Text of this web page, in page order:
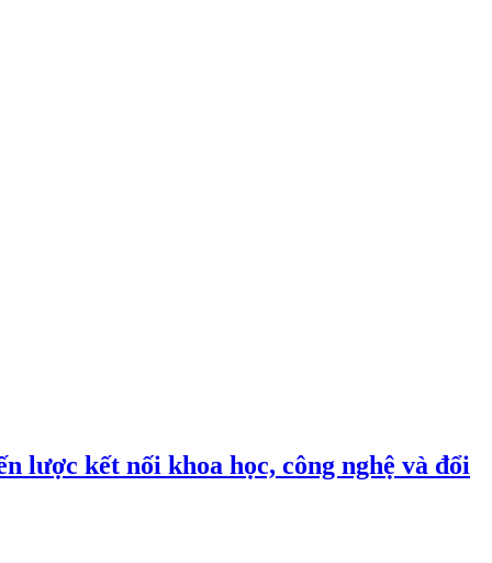
lược kết nối khoa học, công nghệ và đổi